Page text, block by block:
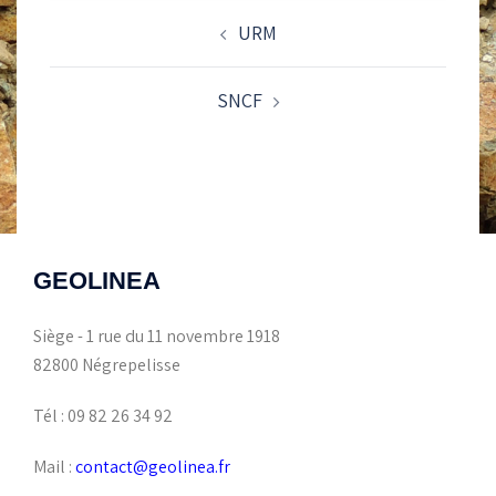
D’ARTICLE
URM
SNCF
GEOLINEA
Siège - 1 rue du 11 novembre 1918
82800 Négrepelisse
Tél : 09 82 26 34 92
Mail :contact@geolinea.fr